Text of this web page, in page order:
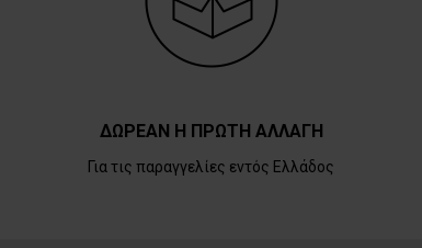
ΔΩΡΕΑΝ Η ΠΡΩΤΗ ΑΛΛΑΓΗ
Για τις παραγγελίες εντός Ελλάδος